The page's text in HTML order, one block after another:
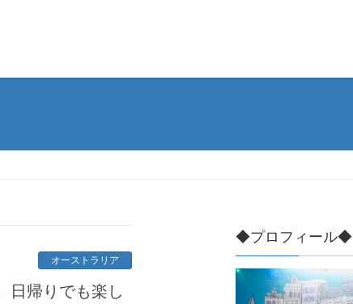
オーストラリア
日帰りでも楽し
◆プロフィール◆